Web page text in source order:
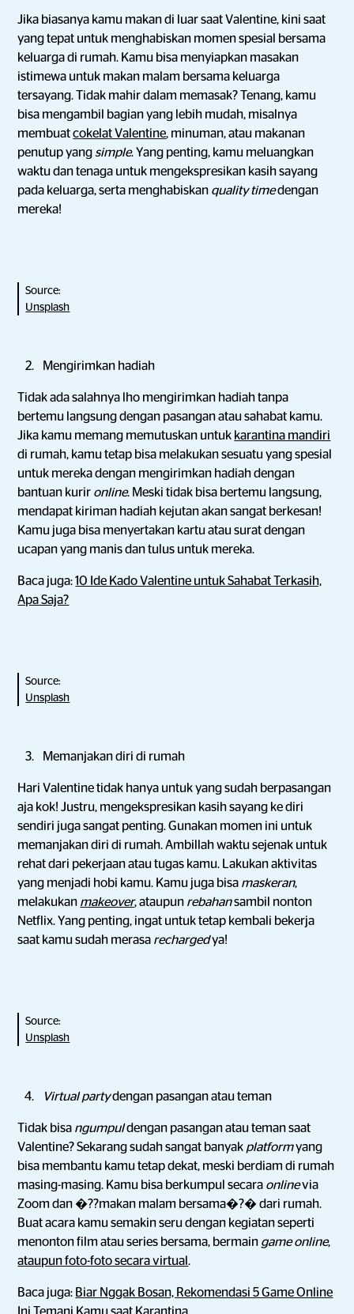
Jika biasanya kamu makan di luar saat Valentine, kini saat
yang tepat untuk menghabiskan momen spesial bersama
keluarga di rumah. Kamu bisa menyiapkan masakan
istimewa untuk makan malam bersama keluarga
tersayang. Tidak mahir dalam memasak? Tenang, kamu
bisa mengambil bagian yang lebih mudah, misalnya
membuatcokelat Valentine, minuman, atau makanan
penutup yang simple. Yang penting, kamu meluangkan
waktu dan tenaga untuk mengekspresikan kasih sayang
pada keluarga, serta menghabiskan quality timedengan
mereka!
Source:
Unsplash
Mengirimkan hadiah
Tidak ada salahnya lho mengirimkan hadiah tanpa
bertemu langsung dengan pasangan atau sahabat kamu.
Jika kamu memang memutuskan untuk karantina mandiri
di rumah, kamu tetap bisa melakukan sesuatu yang spesial
untuk mereka dengan mengirimkan hadiah dengan
bantuan kurir online. Meski tidak bisa bertemu langsung,
mendapat kiriman hadiah kejutan akan sangat berkesan!
Kamu juga bisa menyertakan kartu atau surat dengan
ucapan yang manis dan tulus untuk mereka.
Baca juga:10 Ide Kado Valentine untuk Sahabat Terkasih,
Apa Saja?
Source:
Unsplash
Memanjakan diri di rumah
Hari Valentine tidak hanya untuk yang sudah berpasangan
aja kok! Justru, mengekspresikan kasih sayang ke diri
sendiri juga sangat penting. Gunakan momen ini untuk
memanjakan diri di rumah. Ambillah waktu sejenak untuk
rehat dari pekerjaan atau tugas kamu. Lakukan aktivitas
yang menjadi hobi kamu. Kamu juga bisa maskeran,
melakukan makeover, ataupun rebahansambil nonton
Netflix. Yang penting, ingat untuk tetap kembali bekerja
saat kamu sudah merasa rechargedya!
Source:
Unsplash
Virtual partydengan pasangan atau teman
Tidak bisa ngumpuldengan pasangan atau teman saat
Valentine? Sekarang sudah sangat banyak platformyang
bisa membantu kamu tetap dekat, meski berdiam di rumah
masing-masing. Kamu bisa berkumpul secara onlinevia
Zoom dan �??makan malam bersama�?� dari rumah.
Buat acara kamu semakin seru dengan kegiatan seperti
menonton film atau series bersama, bermain game online,
ataupun foto-foto secara virtual.
Baca juga: Biar Nggak Bosan, Rekomendasi 5 Game Online